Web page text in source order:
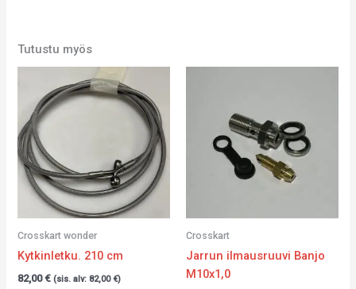
Tutustu myös
Crosskart wonder
Kytkinletku. 210 cm
82,00€ (sis. alv:82,00 €)
Crosskart
Jarrun ilmausruuvi Banjo
M10x1,0